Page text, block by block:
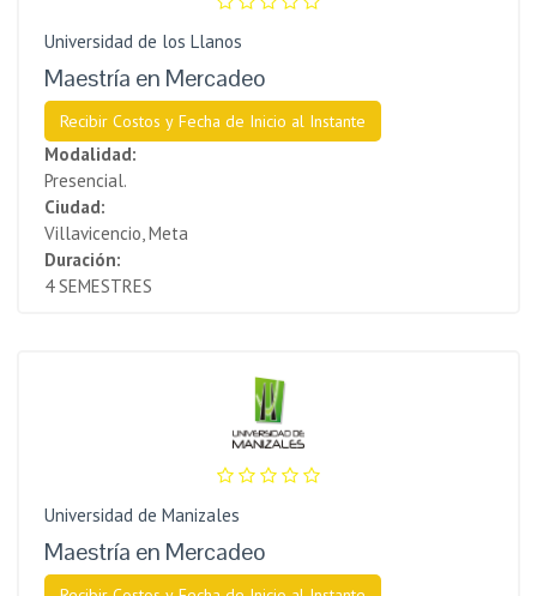
Universidad de los Llanos
Maestría en Mercadeo
Recibir Costos y Fecha de Inicio al Instante
Modalidad:
Presencial.
Ciudad:
Villavicencio, Meta
Duración:
4 SEMESTRES
Universidad de Manizales
Maestría en Mercadeo